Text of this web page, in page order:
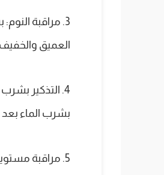
3. مراقبة
العميق
4. التذكير
بشرب الماء
5. مراقبة